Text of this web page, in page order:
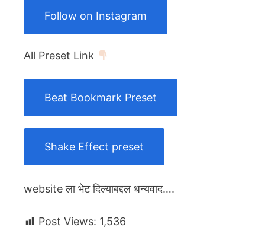
Follow on Instagram
All Preset Link
Beat Bookmark Preset
Shake Effect preset
website ला भेट दिल्याबद्दल धन्यवाद….
Post Views: 1,536